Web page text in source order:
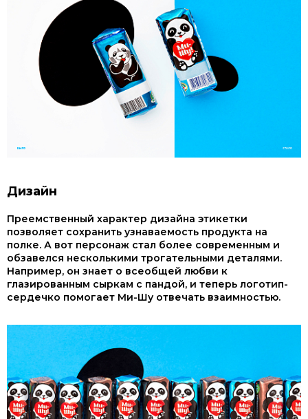
Дизайн
Преемственный характер дизайна этикетки
позволяет сохранить узнаваемость продукта на
полке. А вот персонаж стал более современным и
обзавелся несколькими трогательными деталями.
Например, он знает о всеобщей любви к
глазированным сыркам с пандой, и теперь логотип-
сердечко помогает Ми-Шу отвечать взаимностью.